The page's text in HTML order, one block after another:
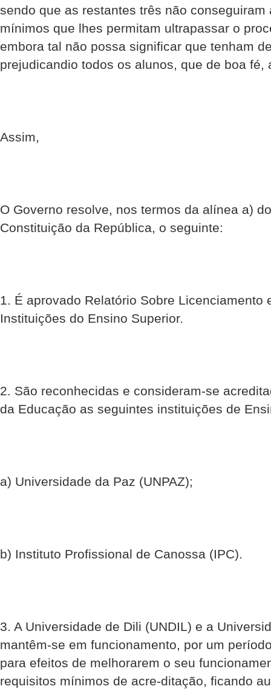
sendo que as restantes três não conseguiram
mínimos que lhes permitam ultrapassar o
embora tal não possa significar que tenham
prejudicandio todos os alunos, que de boa fé,
Assim,
O Governo resolve, nos termos da alínea a)
Constituição da República, o seguinte:
1. É aprovado Relatório Sobre Licenciamento
Instituições do Ensino Superior.
2. São reconhecidas e consideram-se
da Educação as seguintes instituições de
a) Universidade da Paz (UNPAZ);
b) Instituto Profissional de Canossa (IPC).
3. A Universidade de Dili (UNDIL) e a
mantêm-se em funcionamento, por um
para efeitos de melhorarem o seu
requisitos mínimos de acre-ditação, ficando